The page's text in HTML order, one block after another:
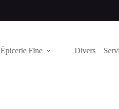
Épicerie Fine Divers